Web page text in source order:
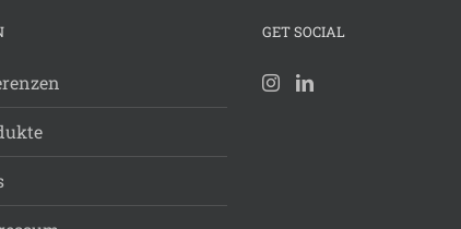
GET SOCIAL